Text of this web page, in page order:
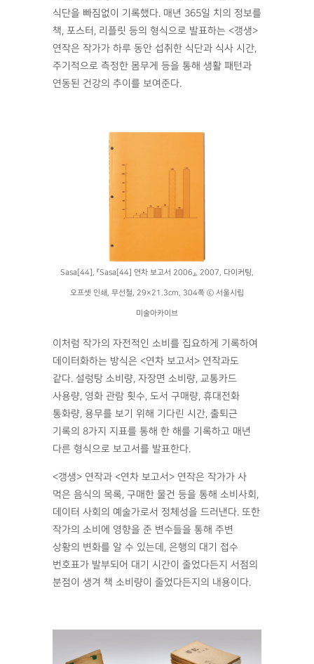
식단을 빠짐없이 기록했다. 매년 365일 치의 정보를
책, 포스터, 리플릿 등의 형식으로 발표하는 <갱생>
연작은 작가가 하루 동안 섭취한 식단과 식사 시간,
주기적으로 측정한 몸무게 등을 통해 생활 패턴과
연동된 건강의 추이를 보여준다.
Sasa[44], 『Sasa[44] 연차 보고서 2006』, 2007, 다이커팅,
오프셋 인쇄, 무선철, 29×21.3cm, 304쪽 ⓒ 서울시립
미술아카이브
이처럼 작가의 자전적인 소비를 집요하게 기록하여
데이터화하는 방식은 <연차 보고서> 연작과도
같다. 설렁탕 소비량, 자장면 소비량, 교통카드
사용량, 영화 관람 횟수, 도서 구매량, 휴대전화
통화량, 용무를 보기 위해 기다린 시간, 출퇴근
기록의 8가지 지표를 통해 한 해를 기록하고 매년
다른 형식으로 보고서를 발표한다.
<갱생> 연작과 <연차 보고서> 연작은 작가가 사
먹은 음식의 목록, 구매한 물건 등을 통해 소비사회,
데이터 사회의 예술가로서 정체성을 드러낸다. 또한
작가의 소비에 영향을 준 변수들을 통해 주변
상황의 변화를 알 수 있는데, 은행의 대기 접수
번호표가 발부되어 대기 시간이 줄었다든지 서점의
분점이 생겨 책 소비량이 줄었다든지의 내용이다.